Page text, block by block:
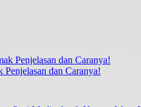
dan Caranya!